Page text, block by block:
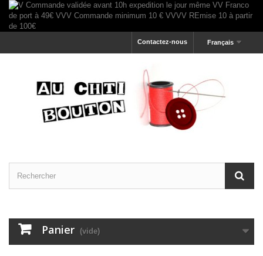
Français
Contactez-nous
Panier (vide)